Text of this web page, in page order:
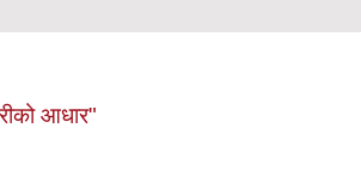
आधार"